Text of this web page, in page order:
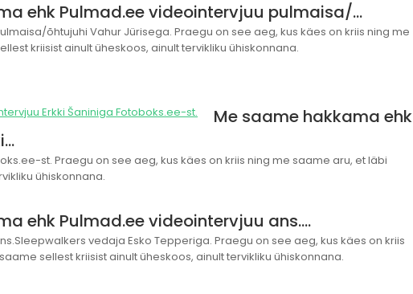
ehk Pulmad.ee videointervjuu pulmaisa/…
õhtujuhi Vahur Jürisega. Praegu on see aeg, kus käes on kriis ning me
kriisist ainult üheskoos, ainult tervikliku ühiskonnana.
Me saame hakkama ehk
st. Praegu on see aeg, kus käes on kriis ning me saame aru, et läbi
ühiskonnana.
ehk Pulmad.ee videointervjuu ans.…
vedaja Esko Tepperiga. Praegu on see aeg, kus käes on kriis
sellest kriisist ainult üheskoos, ainult tervikliku ühiskonnana.